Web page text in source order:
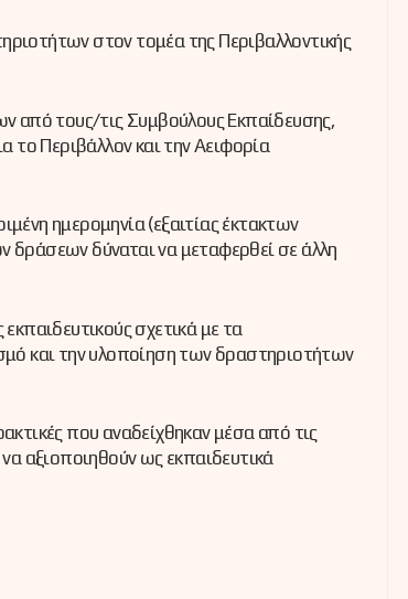
στον τομέα της Περιβαλλοντικής
από τους/τις Συμβούλους Εκπαίδευσης,
το Περιβάλλον και την Αειφορία
ημερομηνία (εξαιτίας έκτακτων
δύναται να μεταφερθεί σε άλλη
σχετικά με τα
και την υλοποίηση των δραστηριοτήτων
που αναδείχθηκαν μέσα από τις
αξιοποιηθούν ως εκπαιδευτικά